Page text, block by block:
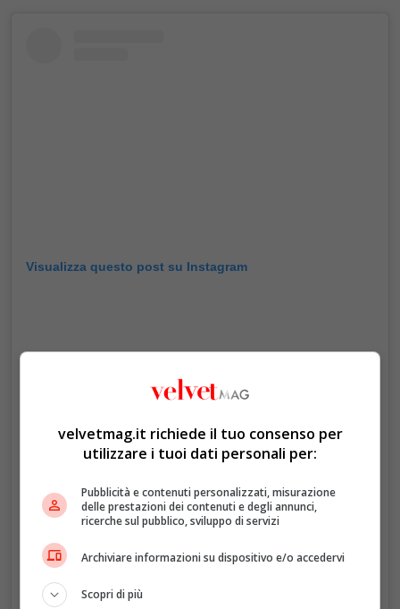
Visualizza questo post su Instagram
velvetmag.it richiede il tuo consenso per
utilizzare i tuoi dati personali per:
Pubblicità e contenuti personalizzati, misurazione
delle prestazioni dei contenuti e degli annunci,
ricerche sul pubblico, sviluppo di servizi
Archiviare informazioni su dispositivo e/o accedervi
Scopri di più